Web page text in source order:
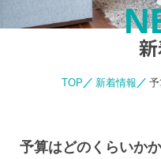
TOP 新着情報
予算はどのくらいか